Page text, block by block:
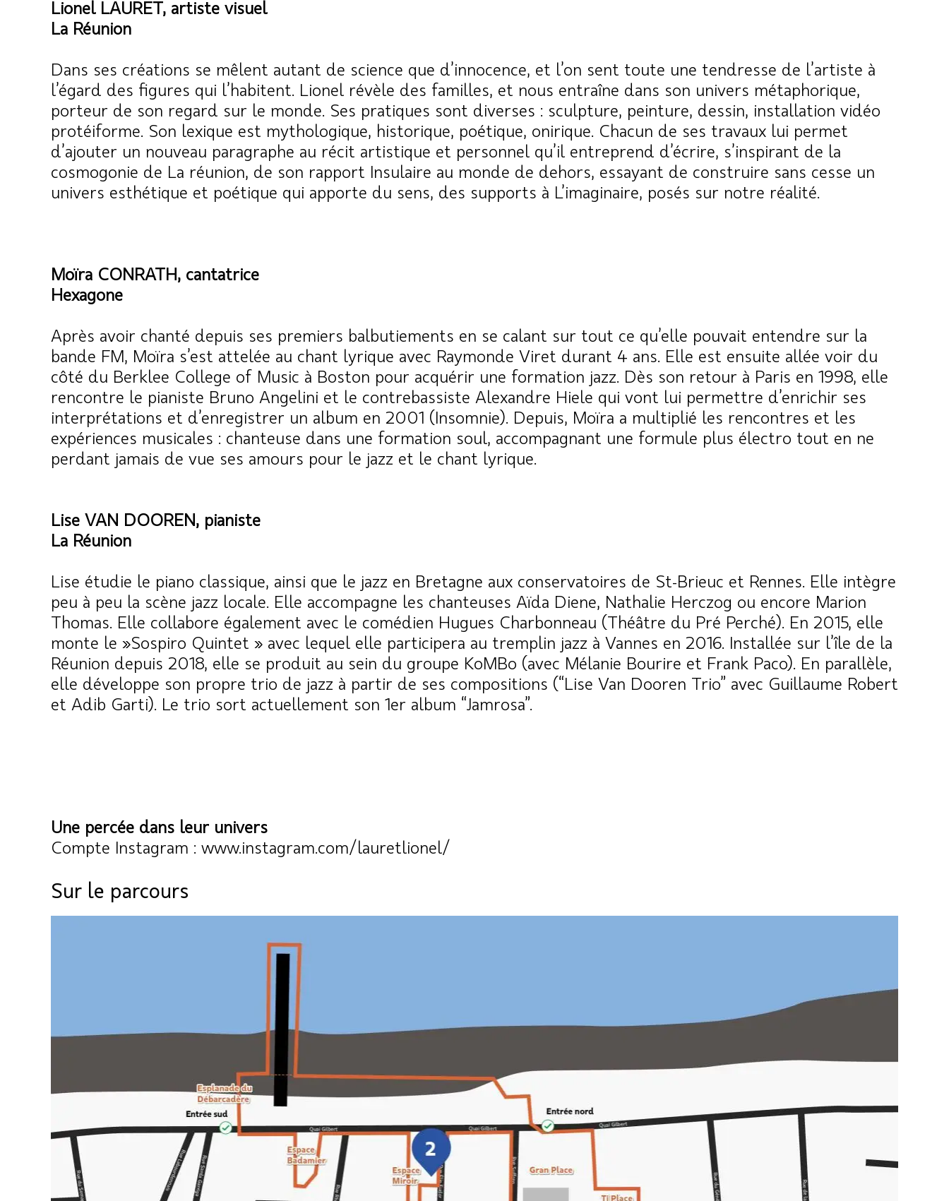
Lionel LAURET, artiste visuel
La Réunion
Dans ses créations se mêlent autant de science que d’innocence, et l’on sent toute une tendresse de l’artiste à
l’égard des figures qui l’habitent. Lionel révèle des familles, et nous entraîne dans son univers métaphorique,
porteur de son regard sur le monde. Ses pratiques sont diverses : sculpture, peinture, dessin, installation vidéo
protéiforme. Son lexique est mythologique, historique, poétique, onirique. Chacun de ses travaux lui permet
d’ajouter un nouveau paragraphe au récit artistique et personnel qu’il entreprend d’écrire, s’inspirant de la
cosmogonie de La réunion, de son rapport Insulaire au monde de dehors, essayant de construire sans cesse un
univers esthétique et poétique qui apporte du sens, des supports à L’imaginaire, posés sur notre réalité.
Moïra CONRATH, cantatrice
Hexagone
Après avoir chanté depuis ses premiers balbutiements en se calant sur tout ce qu’elle pouvait entendre sur la
bande FM, Moïra s’est attelée au chant lyrique avec Raymonde Viret durant 4 ans. Elle est ensuite allée voir du
côté du Berklee College of Music à Boston pour acquérir une formation jazz. Dès son retour à Paris en 1998, elle
rencontre le pianiste Bruno Angelini et le contrebassiste Alexandre Hiele qui vont lui permettre d’enrichir ses
interprétations et d’enregistrer un album en 2001 (Insomnie). Depuis, Moïra a multiplié les rencontres et les
expériences musicales : chanteuse dans une formation soul, accompagnant une formule plus électro tout en ne
perdant jamais de vue ses amours pour le jazz et le chant lyrique.
Lise VAN DOOREN, pianiste
La Réunion
Lise étudie le piano classique, ainsi que le jazz en Bretagne aux conservatoires de St-Brieuc et Rennes. Elle intègre
peu à peu la scène jazz locale. Elle accompagne les chanteuses Aïda Diene, Nathalie Herczog ou encore Marion
Thomas. Elle collabore également avec le comédien Hugues Charbonneau (Théâtre du Pré Perché). En 2015, elle
monte le »Sospiro Quintet » avec lequel elle participera au tremplin jazz à Vannes en 2016. Installée sur l’île de la
Réunion depuis 2018, elle se produit au sein du groupe KoMBo (avec Mélanie Bourire et Frank Paco). En parallèle,
elle développe son propre trio de jazz à partir de ses compositions (“Lise Van Dooren Trio” avec Guillaume Robert
et Adib Garti). Le trio sort actuellement son 1er album “Jamrosa”.
Une percée dans leur univers
Compte Instagram : www.instagram.com/lauretlionel/
Sur le parcours